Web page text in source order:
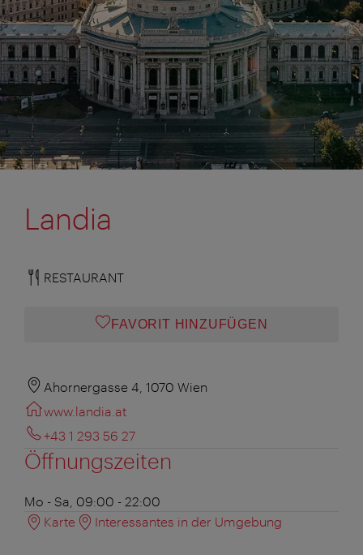
Landia
RESTAURANT
FAVORIT HINZUFÜGEN
Ahornergasse 4, 1070 Wien
www.landia.at
+43 1 293 56 27
Öffnungszeiten
Mo - Sa, 09:00 - 22:00
Karte
Interessantes in der Umgebung